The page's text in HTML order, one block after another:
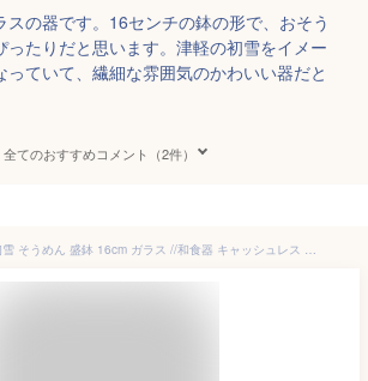
スの器です。16センチの鉢の形で、おそう
ったりだと思います。津軽の初雪をイメー
っていて、繊細な雰囲気のかわいい器だと
全てのおすすめコメント（2件）
津軽びいどろ 初雪 そうめん 盛鉢 16cm ガラス //和食器 キャッシュレス 還元